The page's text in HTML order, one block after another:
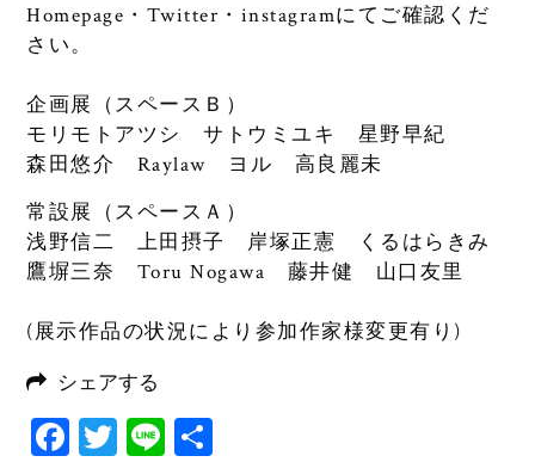
Homepage・Twitter・instagramにてご確認くだ
さい。
企画展（スペースＢ）
モリモトアツシ サトウミユキ 星野早紀
森田悠介 Raylaw ヨル 高良麗未
常設展（スペースＡ）
浅野信二 上田摂子 岸塚正憲 くるはらきみ
鷹塀三奈 Toru Nogawa 藤井健 山口友里
(展示作品の状況により参加作家様変更有り)
シェアする
Facebook
Twitter
Line